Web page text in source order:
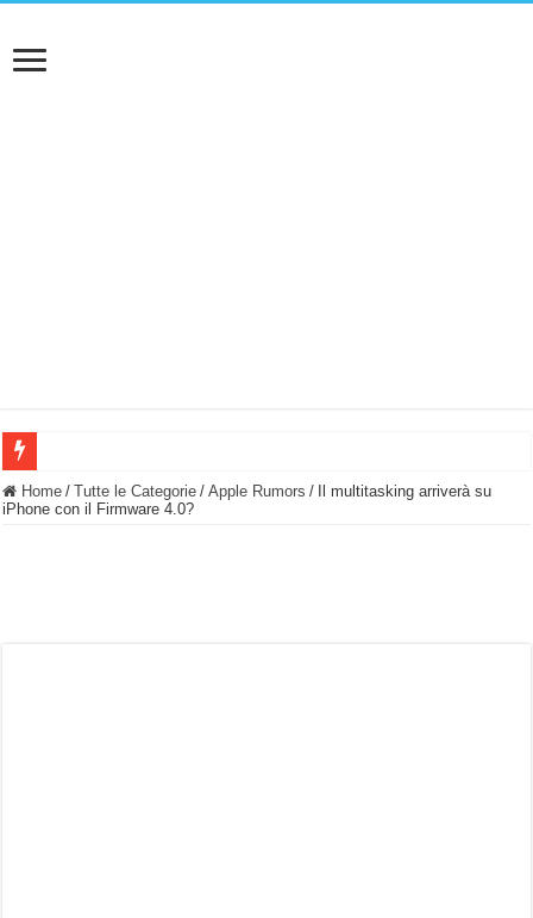
BASTA FATICARE! Questo robot tagliaerba lo appoggi e fa tutto lui! (Senza
Home / Tutte le Categorie / Apple Rumors /
Il multitasking arriverà su
iPhone con il Firmware 4.0?